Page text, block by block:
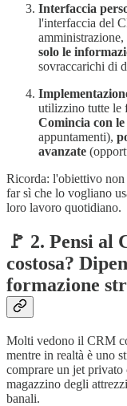
Interfaccia
l'interfaccia del
amministrazione,
solo le
sovraccarichi di
utilizzino tutte le
Comincia con
appuntamenti),
avanzate
Ricorda: l'obiettivo non
far sì che lo vogliano
loro lavoro quotidiano.
🚩 2. Pensi al
costosa?
formazione
Molti vedono il CRM
mentre in realtà è uno
comprare un jet
magazzino degli
banali.